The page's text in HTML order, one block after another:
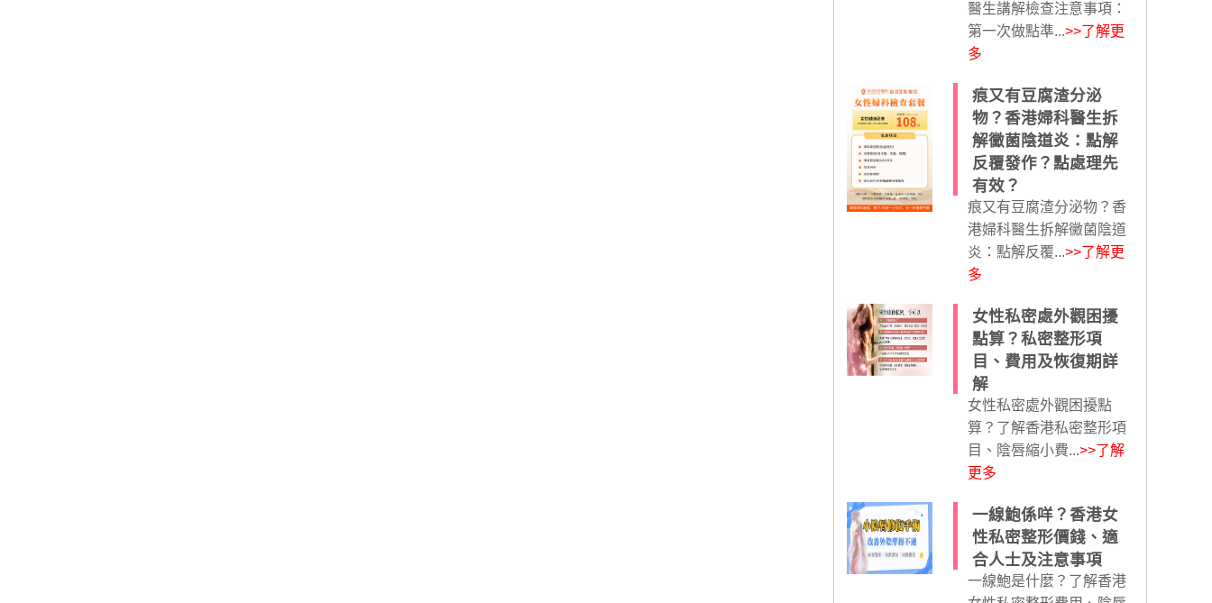
醫生講解檢查注意事項：
第一次做點準...>>了解更
多
痕又有豆腐渣分泌
物？香港婦科醫生拆
解黴菌陰道炎：點解
反覆發作？點處理先
有效？
痕又有豆腐渣分泌物？香
港婦科醫生拆解黴菌陰道
炎：點解反覆...>>了解更
多
女性私密處外觀困擾
點算？私密整形項
目、費用及恢復期詳
解
女性私密處外觀困擾點
算？了解香港私密整形項
目、陰唇縮小費...>>了解
更多
一線鮑係咩？香港女
性私密整形價錢、適
合人士及注意事項
一線鮑是什麼？了解香港